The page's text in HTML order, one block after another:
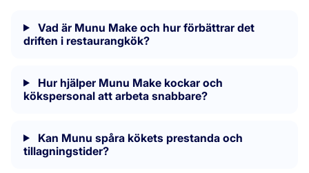
Vad är Munu Make och hur förbättrar det
driften i restaurangkök?
Hur hjälper Munu Make kockar och
kökspersonal att arbeta snabbare?
Kan Munu spåra kökets prestanda och
tillagningstider?